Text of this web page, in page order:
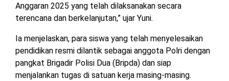
DPRD
TULANG
BARAT
DPRD
WAYKANAN
Anggaran 2025 yang telah dilaksanakan secara
terencana dan berkelanjutan,” ujar Yuni.
Ia menjelaskan, para siswa yang telah menyelesaikan
pendidikan resmi dilantik sebagai anggota Polri dengan
pangkat Brigadir Polisi Dua (Bripda) dan siap
menjalankan tugas di satuan kerja masing-masing.